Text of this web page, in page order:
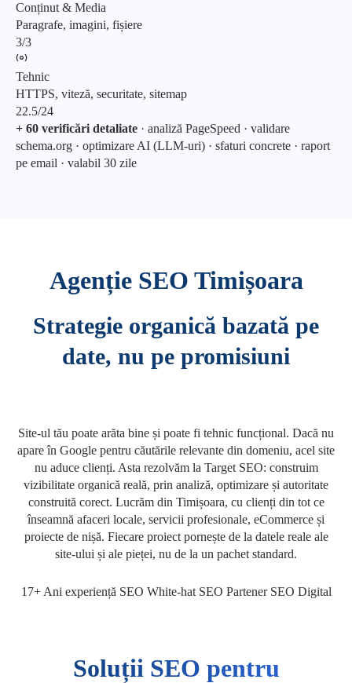
Conținut & Media
Paragrafe, imagini, fișiere
3/3
Tehnic
HTTPS, viteză, securitate, sitemap
22.5/24
+ 60 verificări detaliate · analiză PageSpeed · validare
schema.org · optimizare AI (LLM-uri) · sfaturi concrete · raport
pe email · valabil 30 zile
Agenție SEO Timișoara
Strategie organică bazată pe
date, nu pe promisiuni
Site-ul tău poate arăta bine și poate fi tehnic funcțional. Dacă nu
apare în Google pentru căutările relevante din domeniu, acel site
nu aduce clienți. Asta rezolvăm la Target SEO: construim
vizibilitate organică reală, prin analiză, optimizare și autoritate
construită corect. Lucrăm din Timișoara, cu clienți din tot ce
înseamnă afaceri locale, servicii profesionale, eCommerce și
proiecte de nișă. Fiecare proiect pornește de la datele reale ale
site-ului și ale pieței, nu de la un pachet standard.
17+ Ani experiență SEO White-hat SEO Partener SEO Digital
Soluții SEO pentru